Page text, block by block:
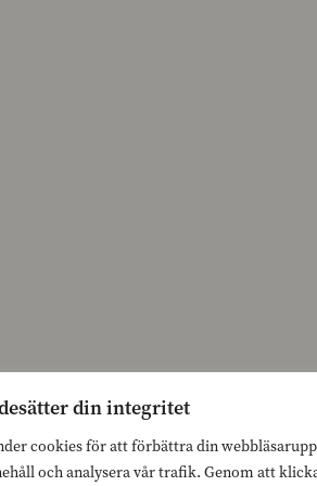
din integritet
cookies för att förbättra din
och analysera vår trafik. Genom att